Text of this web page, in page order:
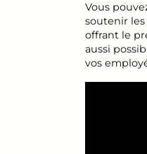
Vous
soutenir
offrant le
aussi
vos